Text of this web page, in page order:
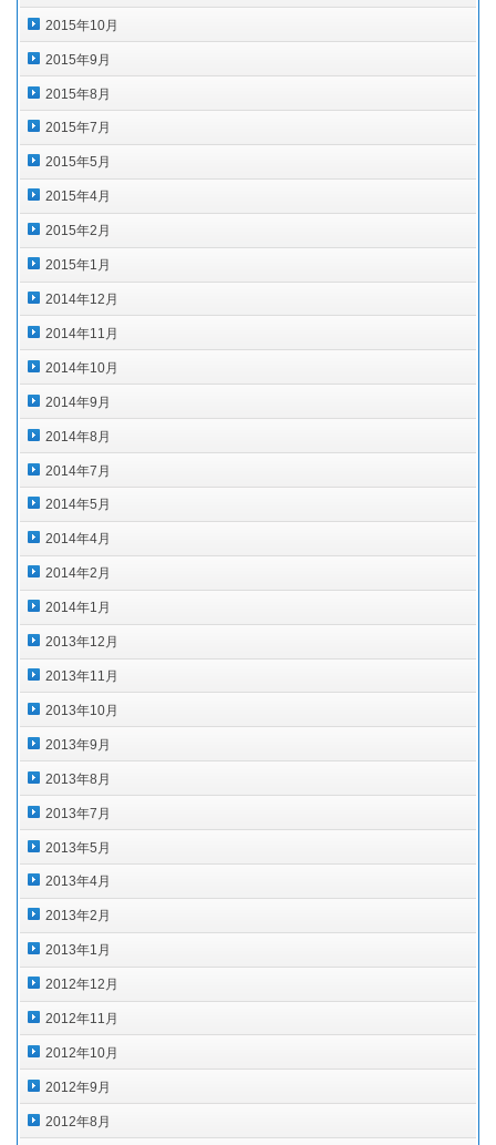
2015年10月
2015年9月
2015年8月
2015年7月
2015年5月
2015年4月
2015年2月
2015年1月
2014年12月
2014年11月
2014年10月
2014年9月
2014年8月
2014年7月
2014年5月
2014年4月
2014年2月
2014年1月
2013年12月
2013年11月
2013年10月
2013年9月
2013年8月
2013年7月
2013年5月
2013年4月
2013年2月
2013年1月
2012年12月
2012年11月
2012年10月
2012年9月
2012年8月